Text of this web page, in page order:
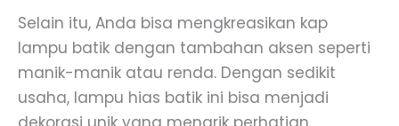
Selain itu, Anda bisa mengkreasikan kap
lampu batik dengan tambahan aksen seperti
manik-manik atau renda. Dengan sedikit
usaha, lampu hias batik ini bisa menjadi